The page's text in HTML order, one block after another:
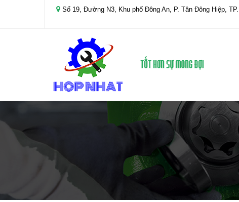
Số 19, Đường N3, Khu phố Đông An, P. Tân Đông Hiệp,